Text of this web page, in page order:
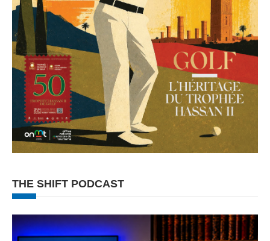
THE SHIFT PODCAST